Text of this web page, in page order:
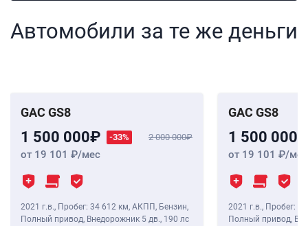
Автомобили за те же деньги
GAC GS8
1 500 000 -33% 2 000 000
от 19 101 /мес
2021 г.в., Пробег: 34 612 км, АКПП, Бензин,
Полный привод, Внедорожник 5 дв., 190 лс
GAC GS8
1 500 000
от 19 101 /мес
2021 г.в., Пробег:
Полный привод,